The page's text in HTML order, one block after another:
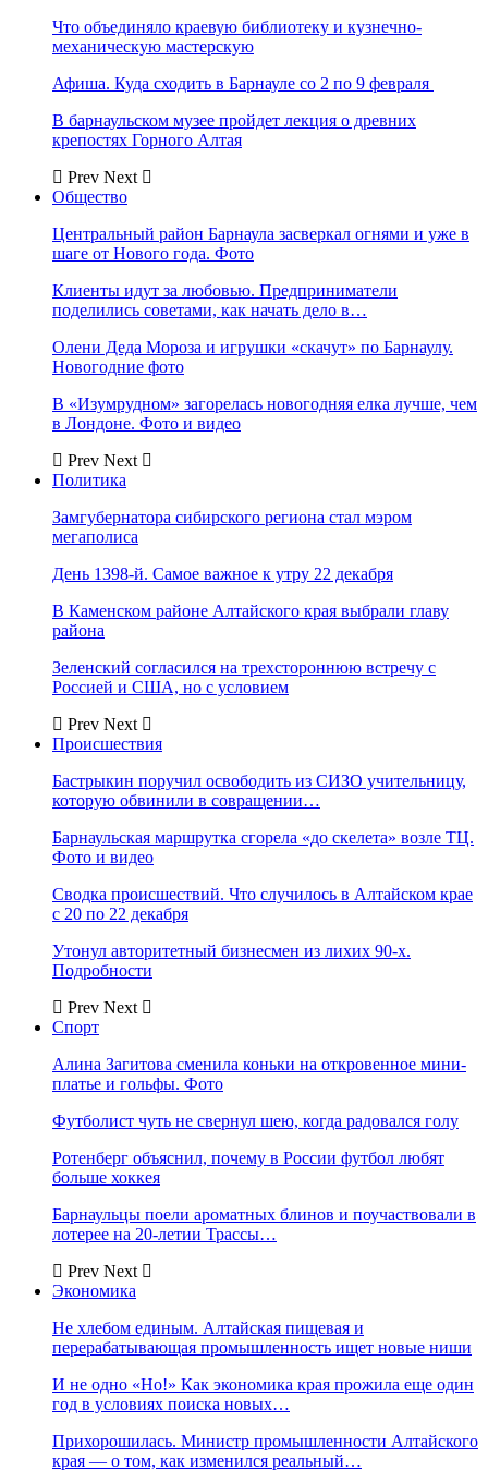
Что объединяло краевую библиотеку и кузнечно-
механическую мастерскую
Афиша. Куда сходить в Барнауле со 2 по 9 февраля
В барнаульском музее пройдет лекция о древних
крепостях Горного Алтая
Prev Next
Общество
Центральный район Барнаула засверкал огнями и уже в
шаге от Нового года. Фото
Клиенты идут за любовью. Предприниматели
поделились советами, как начать дело в…
Олени Деда Мороза и игрушки «скачут» по Барнаулу.
Новогодние фото
В «Изумрудном» загорелась новогодняя елка лучше, чем
в Лондоне. Фото и видео
Prev Next
Политика
Замгубернатора сибирского региона стал мэром
мегаполиса
День 1398-й. Самое важное к утру 22 декабря
В Каменском районе Алтайского края выбрали главу
района
Зеленский согласился на трехстороннюю встречу с
Россией и США, но с условием
Prev Next
Происшествия
Бастрыкин поручил освободить из СИЗО учительницу,
которую обвинили в совращении…
Барнаульская маршрутка сгорела «до скелета» возле ТЦ.
Фото и видео
Сводка происшествий. Что случилось в Алтайском крае
с 20 по 22 декабря
Утонул авторитетный бизнесмен из лихих 90-х.
Подробности
Prev Next
Спорт
Алина Загитова сменила коньки на откровенное мини-
платье и гольфы. Фото
Футболист чуть не свернул шею, когда радовался голу
Ротенберг объяснил, почему в России футбол любят
больше хоккея
Барнаульцы поели ароматных блинов и поучаствовали в
лотерее на 20-летии Трассы…
Prev Next
Экономика
Не хлебом единым. Алтайская пищевая и
перерабатывающая промышленность ищет новые ниши
И не одно «Но!» Как экономика края прожила еще один
год в условиях поиска новых…
Прихорошилась. Министр промышленности Алтайского
края — о том, как изменился реальный…